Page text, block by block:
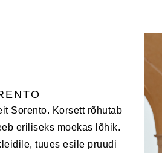
Sorento. Korsett rõhutab
eriliseks moekas lõhik.
tuues esile pruudi